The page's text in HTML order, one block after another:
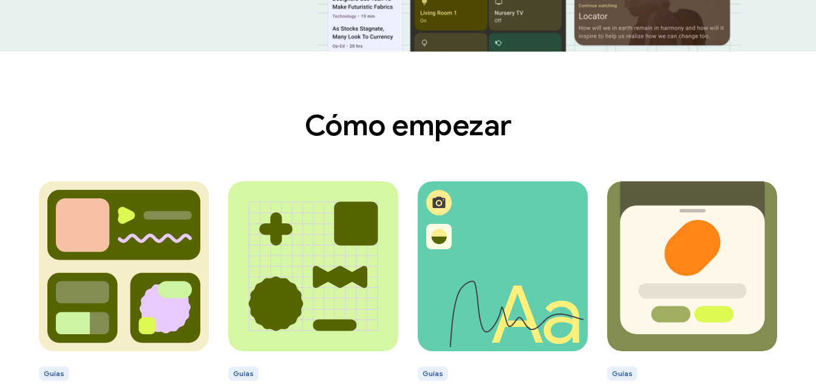
Cómo empezar
Guías Guías Guías Guías